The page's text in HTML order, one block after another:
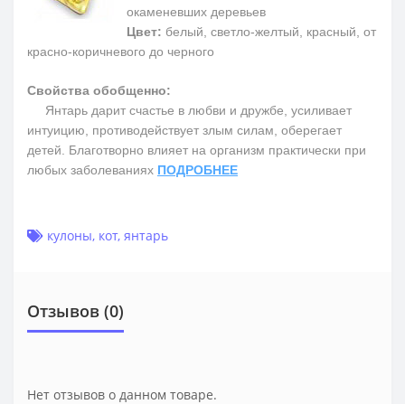
окаменевших деревьев
Цвет: белый, светло-желтый, красный, от
красно-коричневого до черного
Свойства обобщенно:
Янтарь дарит счастье в любви и дружбе, усиливает
интуицию, противодействует злым силам, оберегает
детей. Благотворно влияет на организм практически при
любых заболеваниях ПОДРОБНЕЕ
кулоны, кот, янтарь
Отзывов (0)
Нет отзывов о данном товаре.